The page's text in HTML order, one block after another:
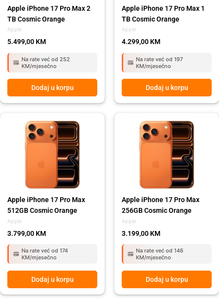
Apple
Apple iPhone 17 Pro Max 2
TB Cosmic Orange
5.499,00 KM
Na rate već od 252
KM/mjesečno
Dodaj u korpu
Apple
Apple iPhone 17 Pro Max 1
TB Cosmic Orange
4.299,00 KM
Na rate već od 197
KM/mjesečno
Dodaj u korpu
Apple
Apple iPhone 17 Pro Max
512GB Cosmic Orange
3.799,00 KM
Na rate već od 174
KM/mjesečno
Dodaj u korpu
Apple
Apple iPhone 17 Pro Max
256GB Cosmic Orange
3.199,00 KM
Na rate već od 146
KM/mjesečno
Dodaj u korpu